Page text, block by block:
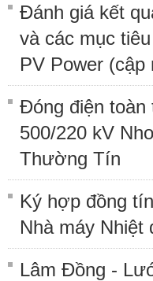
Đánh giá kết
và các mục
PV Power (cập
Đóng điện
500/220 kV
Thường Tín
Ký hợp đồng
Nhà máy Nhiệt
Lâm Đồng -